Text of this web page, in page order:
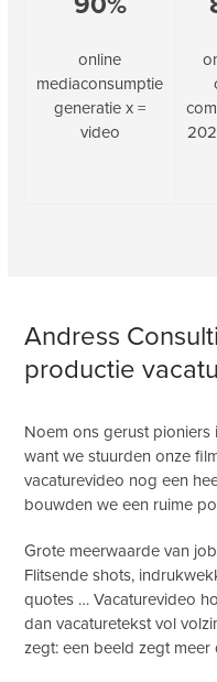
online
mediaconsumptie
generatie x =
video
Andress
productie
Noem ons gerust pioniers
want we stuurden onze
vacaturevideo nog een
bouwden we een ruime
Grote meerwaarde van
Flitsende shots,
quotes … Vacaturevideo
dan vacaturetekst vol
zegt: een beeld zegt meer